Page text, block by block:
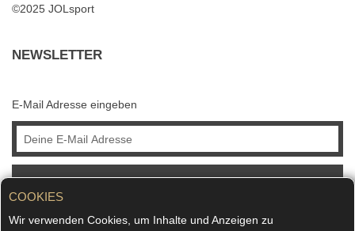
COOKIES
Wir verwenden Cookies, um Inhalte und Anzeigen zu
©2025 JOLsport
NEWSLETTER
E-Mail Adresse eingeben
ABONNIEREN